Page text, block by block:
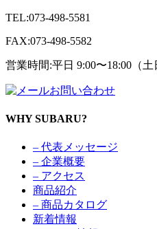
TEL:073-498-5581
FAX:073-498-5582
営業時間:平日 9:00〜18:00（土
お問い合わせ
WHY SUBARU?
– 代表メッセージ
– 企業概要
– アクセス
商品紹介
– 商品カタログ
新着情報